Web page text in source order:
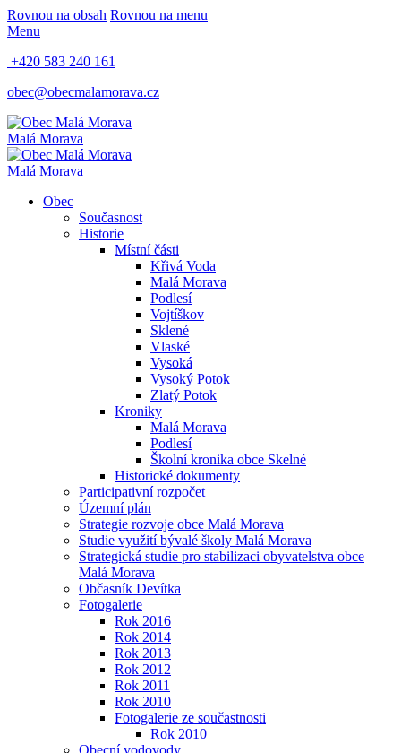
Rovnou na obsah Rovnou na menu
Menu
+420 583 240 161
obec@obecmalamorava.cz
Malá Morava
Malá Morava
Obec
Současnost
Historie
Místní části
Křivá Voda
Malá Morava
Podlesí
Vojtíškov
Sklené
Vlaské
Vysoká
Vysoký Potok
Zlatý Potok
Kroniky
Malá Morava
Podlesí
Školní kronika obce Skelné
Historické dokumenty
Participativní rozpočet
Územní plán
Strategie rozvoje obce Malá Morava
Studie využití bývalé školy Malá Morava
Strategická studie pro stabilizaci obyvatelstva obce
Malá Morava
Občasník Devítka
Fotogalerie
Rok 2016
Rok 2014
Rok 2013
Rok 2012
Rok 2011
Rok 2010
Fotogalerie ze součastnosti
Rok 2010
Obecní vodovody